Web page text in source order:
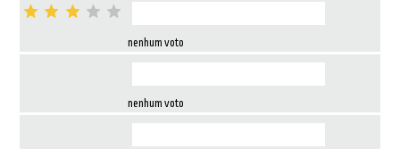
nenhum voto
nenhum voto